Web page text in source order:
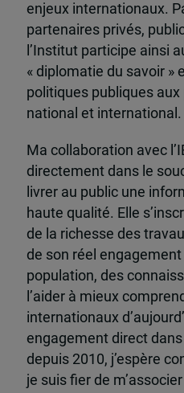
enjeux internationaux.
partenaires privés,
l’Institut participe ainsi
« diplomatie du savoir »
politiques publiques
national et international.
Ma collaboration avec
directement dans le
livrer au public une
haute qualité. Elle
de la richesse des
de son réel
population, des
l’aider à mieux
internationaux
engagement direct
depuis 2010, j’espère
je suis fier de